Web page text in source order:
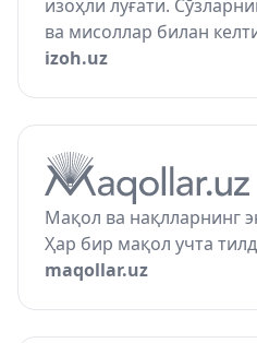
изоҳли луғати.
ва мисоллар билан
izoh.uz
Мақол ва нақлларнинг
Ҳар бир мақол учта
maqollar.uz